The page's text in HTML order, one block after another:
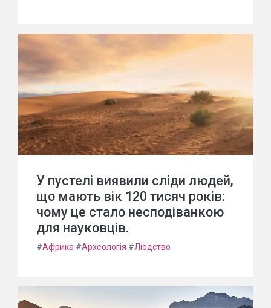
У пустелі виявили сліди людей,
що мають вік 120 тисяч років:
чому це стало несподіванкою
для науковців.
#Африка #Археологія #Людство